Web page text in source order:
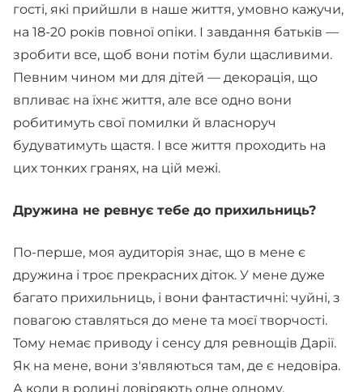
гості, які прийшли в наше життя, умовно кажучи,
на 18-20 років повної опіки. І завдання батьків —
зробити все, щоб вони потім були щасливими.
Певним чином ми для дітей — декорація, що
впливає на їхнє життя, але все одно вони
робитимуть свої помилки й власноруч
будуватимуть щастя. І все життя проходить на
цих тонких гранях, на цій межі.
Дружина не ревнує тебе до прихильниць?
По-перше, моя аудиторія знає, що в мене є
дружина і троє прекрасних діток. У мене дуже
багато прихильниць, і вони фантастичні: чуйні, з
повагою ставляться до мене та моєї творчості.
Тому немає приводу і сенсу для ревнощів Дарії.
Як на мене, вони з'являються там, де є недовіра.
А коли в родині довіряють одне одному,